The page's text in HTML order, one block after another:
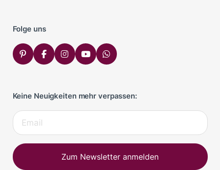
Folge uns
Keine Neuigkeiten mehr verpassen:
Zum Newsletter anmelden